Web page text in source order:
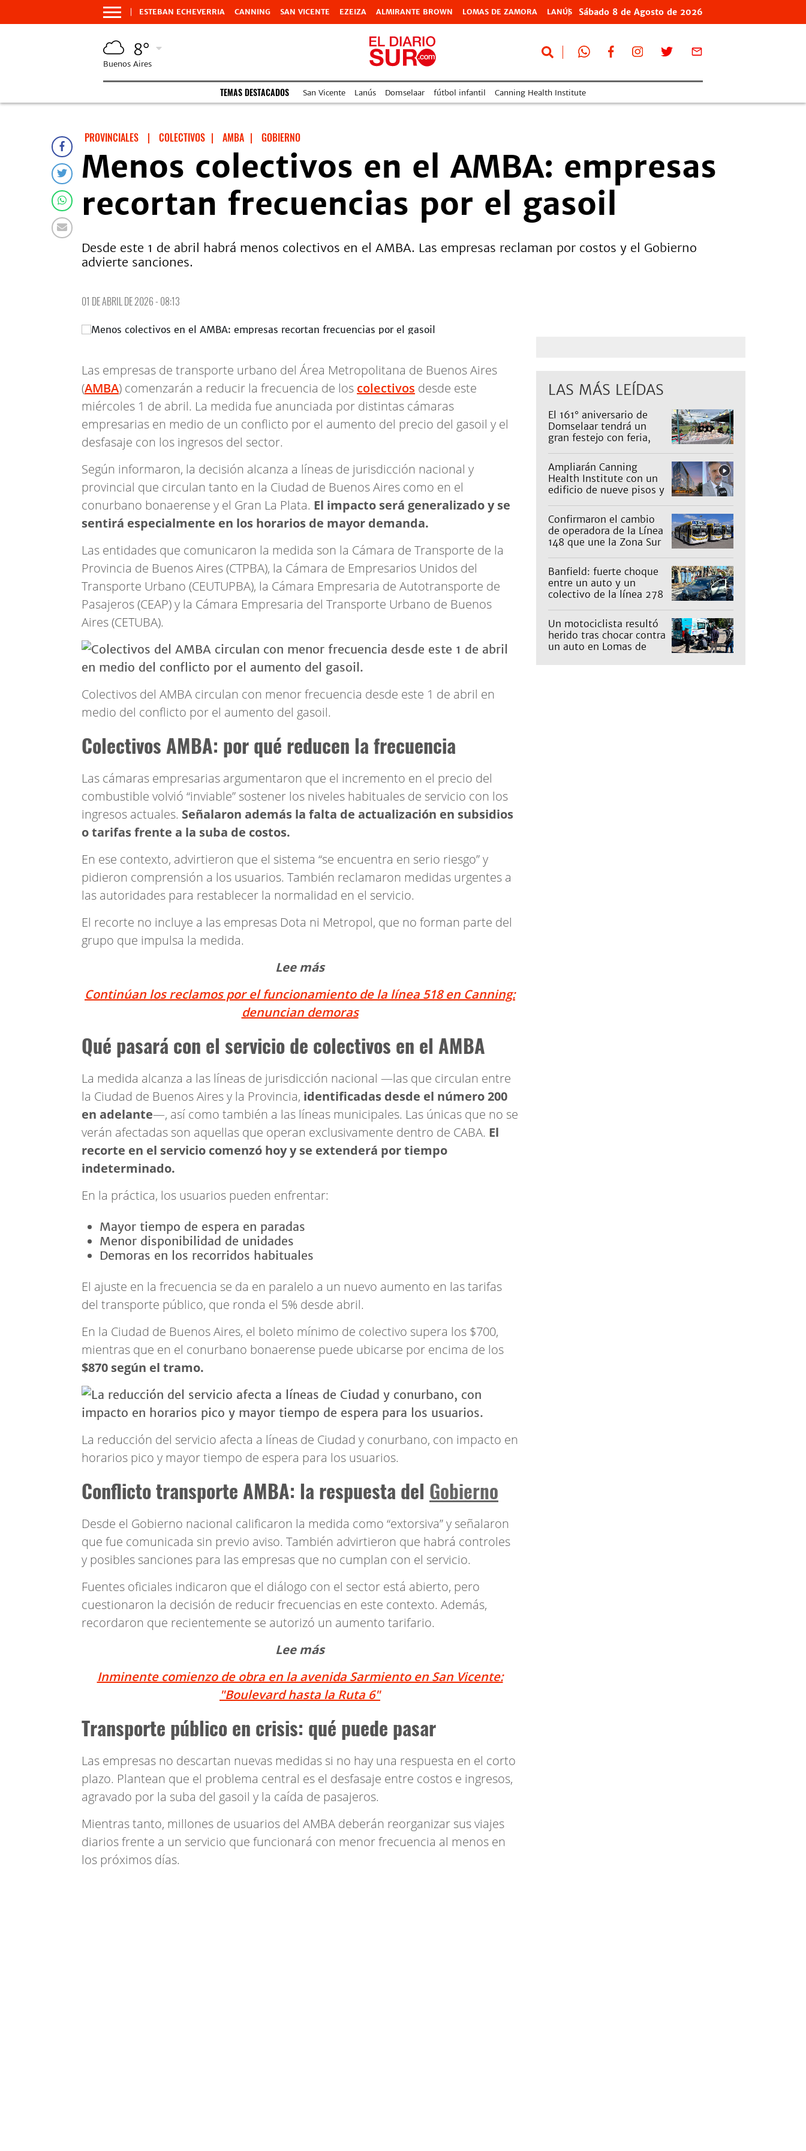
ESTEBAN ECHEVERRIA CANNING SAN VICENTE EZEIZA ALMIRANTE BROWN LOMAS DE ZAMORA LANÚS Sábado 8 de Agosto de 2026
8°
Buenos Aires
TEMAS DESTACADOS San Vicente Lanús Domselaar fútbol infantil Canning Health Institute
PROVINCIALES | COLECTIVOS | AMBA | GOBIERNO
Menos colectivos en el AMBA: empresas
recortan frecuencias por el gasoil
Desde este 1 de abril habrá menos colectivos en el AMBA. Las empresas reclaman por costos y el Gobierno
advierte sanciones.
01 DE ABRIL DE 2026 - 08:13
Las empresas de transporte urbano del Área Metropolitana de Buenos Aires
(AMBA) comenzarán a reducir la frecuencia de los colectivos desde este
miércoles 1 de abril. La medida fue anunciada por distintas cámaras
empresarias en medio de un conflicto por el aumento del precio del gasoil y el
desfasaje con los ingresos del sector.
Según informaron, la decisión alcanza a líneas de jurisdicción nacional y
provincial que circulan tanto en la Ciudad de Buenos Aires como en el
conurbano bonaerense y el Gran La Plata. El impacto será generalizado y se
sentirá especialmente en los horarios de mayor demanda.
Las entidades que comunicaron la medida son la Cámara de Transporte de la
Provincia de Buenos Aires (CTPBA), la Cámara de Empresarios Unidos del
Transporte Urbano (CEUTUPBA), la Cámara Empresaria de Autotransporte de
Pasajeros (CEAP) y la Cámara Empresaria del Transporte Urbano de Buenos
Aires (CETUBA).
Colectivos del AMBA circulan con menor frecuencia desde este 1 de abril en
medio del conflicto por el aumento del gasoil.
Colectivos AMBA: por qué reducen la frecuencia
Las cámaras empresarias argumentaron que el incremento en el precio del
combustible volvió “inviable” sostener los niveles habituales de servicio con los
ingresos actuales. Señalaron además la falta de actualización en subsidios
o tarifas frente a la suba de costos.
En ese contexto, advirtieron que el sistema “se encuentra en serio riesgo” y
pidieron comprensión a los usuarios. También reclamaron medidas urgentes a
las autoridades para restablecer la normalidad en el servicio.
El recorte no incluye a las empresas Dota ni Metropol, que no forman parte del
grupo que impulsa la medida.
Lee más
Continúan los reclamos por el funcionamiento de la línea 518 en Canning:
denuncian demoras
Qué pasará con el servicio de colectivos en el AMBA
La medida alcanza a las líneas de jurisdicción nacional —las que circulan entre
la Ciudad de Buenos Aires y la Provincia, identificadas desde el número 200
en adelante—, así como también a las líneas municipales. Las únicas que no se
verán afectadas son aquellas que operan exclusivamente dentro de CABA. El
recorte en el servicio comenzó hoy y se extenderá por tiempo
indeterminado.
En la práctica, los usuarios pueden enfrentar:
Mayor tiempo de espera en paradas
Menor disponibilidad de unidades
Demoras en los recorridos habituales
El ajuste en la frecuencia se da en paralelo a un nuevo aumento en las tarifas
del transporte público, que ronda el 5% desde abril.
En la Ciudad de Buenos Aires, el boleto mínimo de colectivo supera los $700,
mientras que en el conurbano bonaerense puede ubicarse por encima de los
$870 según el tramo.
La reducción del servicio afecta a líneas de Ciudad y conurbano, con impacto en
horarios pico y mayor tiempo de espera para los usuarios.
Conflicto transporte AMBA: la respuesta del Gobierno
Desde el Gobierno nacional calificaron la medida como “extorsiva” y señalaron
que fue comunicada sin previo aviso. También advirtieron que habrá controles
y posibles sanciones para las empresas que no cumplan con el servicio.
Fuentes oficiales indicaron que el diálogo con el sector está abierto, pero
cuestionaron la decisión de reducir frecuencias en este contexto. Además,
recordaron que recientemente se autorizó un aumento tarifario.
Lee más
Inminente comienzo de obra en la avenida Sarmiento en San Vicente:
"Boulevard hasta la Ruta 6"
Transporte público en crisis: qué puede pasar
Las empresas no descartan nuevas medidas si no hay una respuesta en el corto
plazo. Plantean que el problema central es el desfasaje entre costos e ingresos,
agravado por la suba del gasoil y la caída de pasajeros.
Mientras tanto, millones de usuarios del AMBA deberán reorganizar sus viajes
diarios frente a un servicio que funcionará con menor frecuencia al menos en
los próximos días.
LAS MÁS LEÍDAS
El 161° aniversario de
Domselaar tendrá un
gran festejo con feria,
propuestas para niños
Ampliarán Canning
Health Institute con un
edificio de nueve pisos y
millones
Confirmaron el cambio
de operadora de la Línea
148 que une la Zona Sur
los recorridos
Banfield: fuerte choque
entre un auto y un
colectivo de la línea 278
Un motociclista resultó
herido tras chocar contra
un auto en Lomas de